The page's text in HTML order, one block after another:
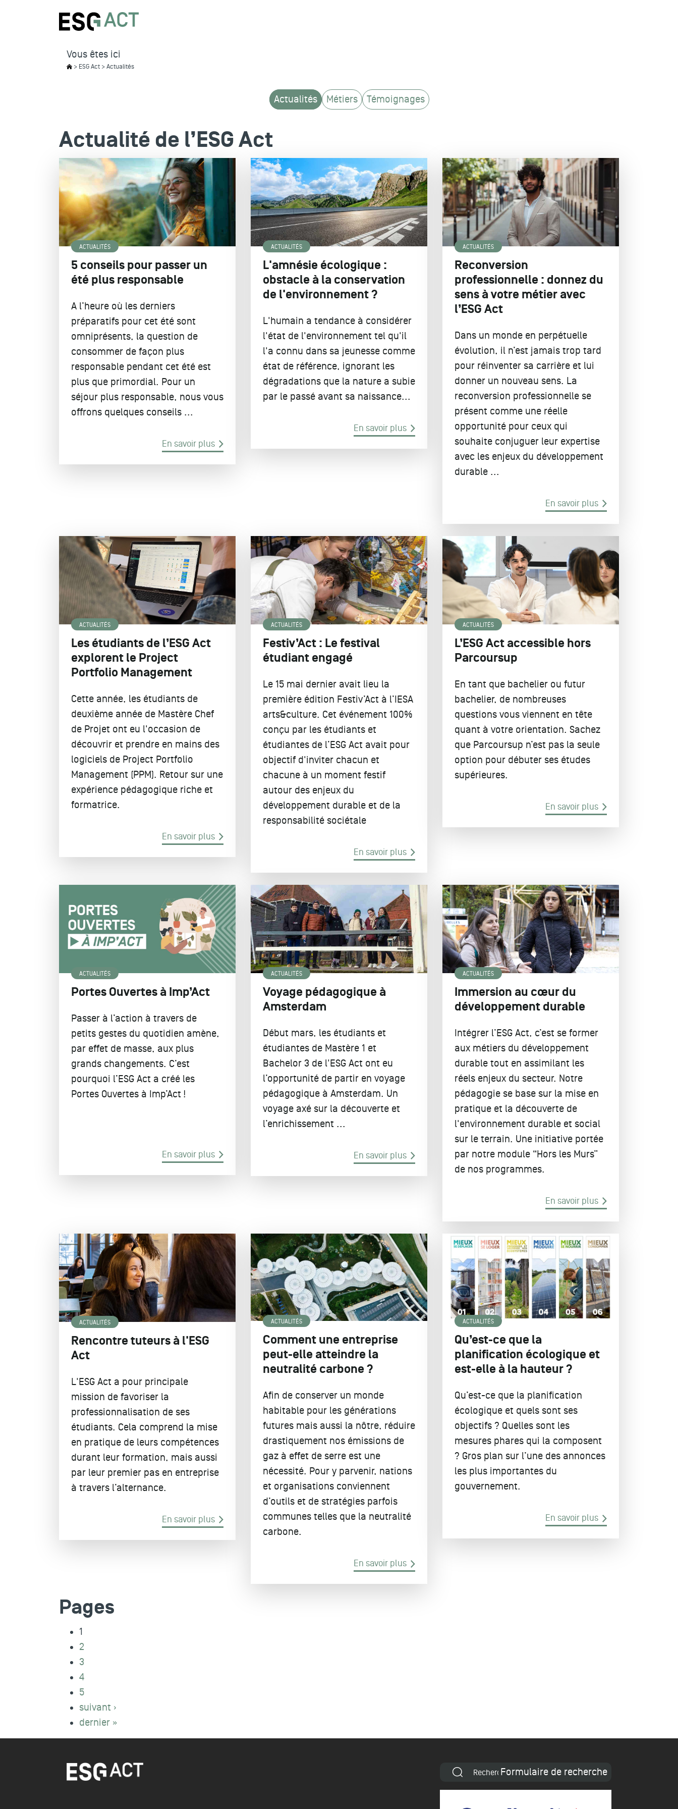
Vous êtes ici
> ESG Act > Actualités
Actualités Métiers Témoignages
Actualité de l’ESG Act
ACTUALITÉS
5 conseils pour passer un
été plus responsable
A l’heure où les derniers
préparatifs pour cet été sont
omniprésents, la question de
consommer de façon plus
responsable pendant cet été est
plus que primordial. Pour un
séjour plus responsable, nous vous
offrons quelques conseils ...
En savoir plus
ACTUALITÉS
L'amnésie écologique :
obstacle à la conservation
de l'environnement ?
L'humain a tendance à considérer
l'état de l'environnement tel qu'il
l'a connu dans sa jeunesse comme
état de référence, ignorant les
dégradations que la nature a subie
par le passé avant sa naissance...
En savoir plus
ACTUALITÉS
Reconversion
professionnelle : donnez du
sens à votre métier avec
l’ESG Act
Dans un monde en perpétuelle
évolution, il n’est jamais trop tard
pour réinventer sa carrière et lui
donner un nouveau sens. La
reconversion professionnelle se
présent comme une réelle
opportunité pour ceux qui
souhaite conjuguer leur expertise
avec les enjeux du développement
durable ...
En savoir plus
ACTUALITÉS
Les étudiants de l’ESG Act
explorent le Project
Portfolio Management
Cette année, les étudiants de
deuxième année de Mastère Chef
de Projet ont eu l'occasion de
découvrir et prendre en mains des
logiciels de Project Portfolio
Management (PPM). Retour sur une
expérience pédagogique riche et
formatrice.
En savoir plus
ACTUALITÉS
Festiv’Act : Le festival
étudiant engagé
Le 15 mai dernier avait lieu la
première édition Festiv’Act à l’IESA
arts&culture. Cet événement 100%
conçu par les étudiants et
étudiantes de l’ESG Act avait pour
objectif d'inviter chacun et
chacune à un moment festif
autour des enjeux du
développement durable et de la
responsabilité sociétale
En savoir plus
ACTUALITÉS
L’ESG Act accessible hors
Parcoursup
En tant que bachelier ou futur
bachelier, de nombreuses
questions vous viennent en tête
quant à votre orientation. Sachez
que Parcoursup n’est pas la seule
option pour débuter ses études
supérieures.
En savoir plus
ACTUALITÉS
Portes Ouvertes à Imp’Act
Passer à l’action à travers de
petits gestes du quotidien amène,
par effet de masse, aux plus
grands changements. C’est
pourquoi l’ESG Act a créé les
Portes Ouvertes à Imp’Act !
En savoir plus
ACTUALITÉS
Voyage pédagogique à
Amsterdam
Début mars, les étudiants et
étudiantes de Mastère 1 et
Bachelor 3 de l'ESG Act ont eu
l’opportunité de partir en voyage
pédagogique à Amsterdam. Un
voyage axé sur la découverte et
l’enrichissement ...
En savoir plus
ACTUALITÉS
Immersion au cœur du
développement durable
Intégrer l’ESG Act, c’est se former
aux métiers du développement
durable tout en assimilant les
réels enjeux du secteur. Notre
pédagogie se base sur la mise en
pratique et la découverte de
l'environnement durable et social
sur le terrain. Une initiative portée
par notre module “Hors les Murs”
de nos programmes.
En savoir plus
ACTUALITÉS
Rencontre tuteurs à l'ESG
Act
L'ESG Act a pour principale
mission de favoriser la
professionnalisation de ses
étudiants. Cela comprend la mise
en pratique de leurs compétences
durant leur formation, mais aussi
par leur premier pas en entreprise
à travers l’alternance.
En savoir plus
ACTUALITÉS
Comment une entreprise
peut-elle atteindre la
neutralité carbone ?
Afin de conserver un monde
habitable pour les générations
futures mais aussi la nôtre, réduire
drastiquement nos émissions de
gaz à effet de serre est une
nécessité. Pour y parvenir, nations
et organisations conviennent
d’outils et de stratégies parfois
communes telles que la neutralité
carbone.
En savoir plus
ACTUALITÉS
Qu’est-ce que la
planification écologique et
est-elle à la hauteur ?
Qu’est-ce que la planification
écologique et quels sont ses
objectifs ? Quelles sont les
mesures phares qui la composent
? Gros plan sur l’une des annonces
les plus importantes du
gouvernement.
En savoir plus
Pages
1
2
3
4
5
suivant ›
dernier »
Formulaire de recherche